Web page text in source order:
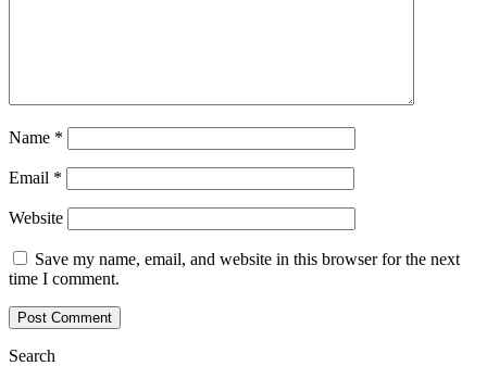
Name *
Email *
Website
Save my name, email, and website in this browser for the next
time I comment.
Search